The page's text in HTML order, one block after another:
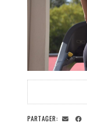
PARTAGER: